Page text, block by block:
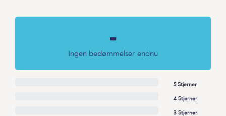
-
Ingen bedømmelser endnu
5 Stjerner
4 Stjerner
3 Stjerner